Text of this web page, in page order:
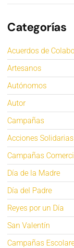
Categorías
Acuerdos de
Artesanos
Autónomos
Autor
Campañas
Acciones Solidarias
Campañas
Día de la Madre
Día del Padre
Reyes por un Día
San Valentín
Campañas